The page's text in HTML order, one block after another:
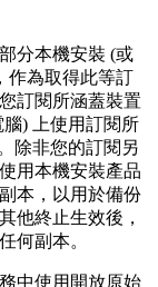
分本機安裝 (或
作為取得此等訂
訂閱所涵蓋裝置
) 上使用訂閱所
除非您的訂閱另
用本機安裝產品
本，以用於備份
他終止生效後，
何副本。
中使用開放原始